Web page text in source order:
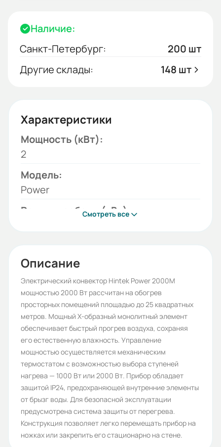
Наличие:
Санкт-Петербург:
200 шт
Другие склады:
148 шт
Характеристики
Мощность (кВт):
2
Модель:
Power
Режимы работы (кВт):
220
Бренд:
Hintek
Обогреваемая площадь (м2):
25
Степень защиты (IP):
IP24
Источник тепла:
Электричество
Гарантия, лет:
2
Смотреть все
Описание
Электрический конвектор Hintek Power 2000M
мощностью 2000 Вт рассчитан на обогрев
просторных помещений площадью до 25 квадратных
метров. Мощный Х-образный монолитный элемент
обеспечивает быстрый прогрев воздуха, сохраняя
его естественную влажность. Управление
мощностью осуществляется механическим
термостатом с возможностью выбора ступеней
нагрева — 1000 Вт или 2000 Вт. Прибор обладает
защитой IP24, предохраняющей внутренние элементы
от брызг воды. Для безопасной эксплуатации
предусмотрена система защиты от перегрева.
Конструкция позволяет легко перемещать прибор на
ножках или закрепить его стационарно на стене.